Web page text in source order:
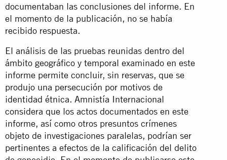
documentaban las conclusiones del informe. En
el momento de la publicación, no se había
recibido respuesta.
El análisis de las pruebas reunidas dentro del
ámbito geográfico y temporal examinado en este
informe permite concluir, sin reservas, que se
produjo una persecución por motivos de
identidad étnica. Amnistía Internacional
considera que los actos documentados en este
informe, así como otros presuntos crímenes
objeto de investigaciones paralelas, podrían ser
pertinentes a efectos de la calificación del delito